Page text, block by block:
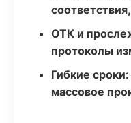
ОТК и
протоколы
Гибкие
массовое